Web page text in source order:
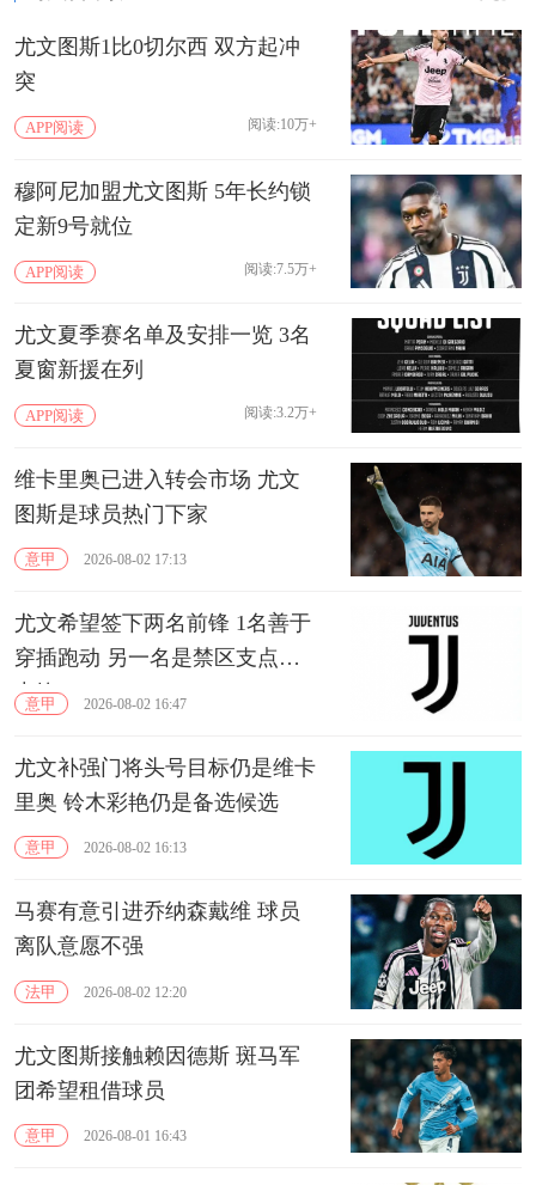
尤文图斯1比0切尔西 双方起冲
突
APP阅读 阅读:10万+
穆阿尼加盟尤文图斯 5年长约锁
定新9号就位
APP阅读 阅读:7.5万+
尤文夏季赛名单及安排一览 3名
夏窗新援在列
APP阅读 阅读:3.2万+
维卡里奥已进入转会市场 尤文
图斯是球员热门下家
意甲 2026-08-02 17:13
尤文希望签下两名前锋 1名善于
穿插跑动 另一名是禁区支点型
中锋
意甲 2026-08-02 16:47
尤文补强门将头号目标仍是维卡
里奥 铃木彩艳仍是备选候选
意甲 2026-08-02 16:13
马赛有意引进乔纳森戴维 球员
离队意愿不强
法甲 2026-08-02 12:20
尤文图斯接触赖因德斯 斑马军
团希望租借球员
意甲 2026-08-01 16:43